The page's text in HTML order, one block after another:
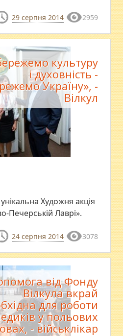
29 серпня 2014 2959
культуру
і духовність -
Україну», -
Вілкул
Художня акція
Печерській Лаврі».
24 серпня 2014 3078
від Фонду
Вілкула вкрай
для роботи
у польових
- військлікар